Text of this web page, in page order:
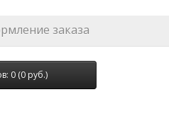
заказа
0 (0 руб.)